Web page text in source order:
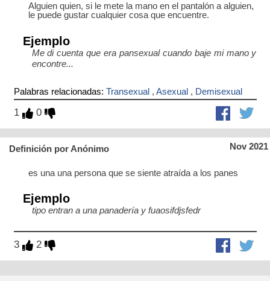
Alguien quien, si le mete la mano en el pantalón a alguien,
le puede gustar cualquier cosa que encuentre.
Ejemplo
Me di cuenta que era pansexual cuando baje mi mano y
encontre...
Palabras relacionadas: Transexual, Asexual, Demisexual
1 0
Nov 2021
Definición por Anónimo
es una una persona que se siente atraída a los panes
Ejemplo
tipo entran a una panadería y fuaosifdjsfedr
3 2